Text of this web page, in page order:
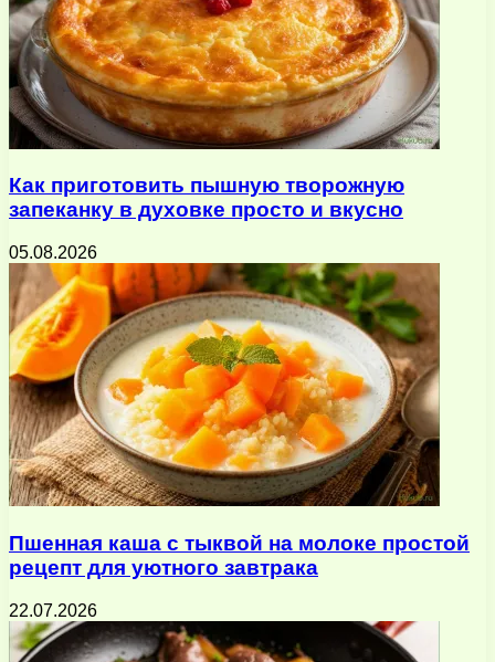
Как приготовить пышную творожную
запеканку в духовке просто и вкусно
05.08.2026
Пшенная каша с тыквой на молоке простой
рецепт для уютного завтрака
22.07.2026